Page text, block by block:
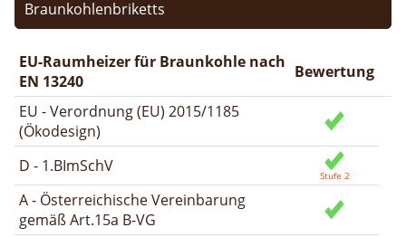
Braunkohlenbriketts
EU-Raumheizer für Braunkohle nach
EN 13240
Bewertung
EU - Verordnung (EU) 2015/1185
(Ökodesign)
D - 1.BImSchV
A - Österreichische Vereinbarung
gemäß Art.15a B-VG